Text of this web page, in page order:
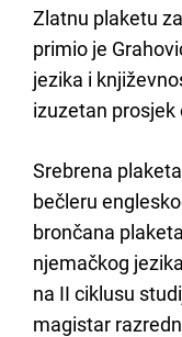
Zlatnu plaketu
primio je
jezika i
izuzetan prosjek
Srebrena
bečleru
brončana
njemačkog
na II ciklusu
magistar